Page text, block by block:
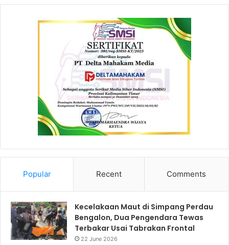
Popular Recent Comments
Kecelakaan Maut di Simpang Perdau
Bengalon, Dua Pengendara Tewas
Terbakar Usai Tabrakan Frontal
22 June 2026